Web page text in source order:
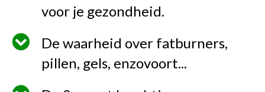
voor je gezondheid.
De waarheid over fatburners,
pillen, gels, enzovoort...